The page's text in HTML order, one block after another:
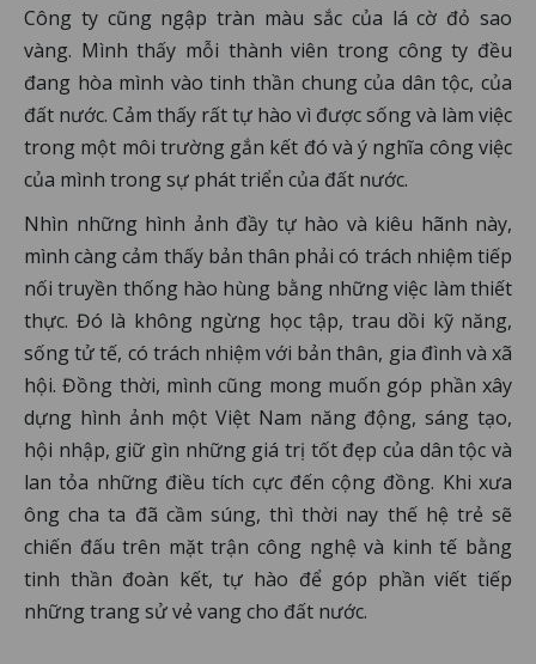
Công ty cũng ngập tràn màu sắc của lá cờ đỏ sao
vàng. Mình thấy mỗi thành viên trong công ty đều
đang hòa mình vào tinh thần chung của dân tộc, của
đất nước. Cảm thấy rất tự hào vì được sống và làm việc
trong một môi trường gắn kết đó và ý nghĩa công việc
của mình trong sự phát triển của đất nước.
Nhìn những hình ảnh đầy tự hào và kiêu hãnh này,
mình càng cảm thấy bản thân phải có trách nhiệm tiếp
nối truyền thống hào hùng bằng những việc làm thiết
thực. Đó là không ngừng học tập, trau dồi kỹ năng,
sống tử tế, có trách nhiệm với bản thân, gia đình và xã
hội. Đồng thời, mình cũng mong muốn góp phần xây
dựng hình ảnh một Việt Nam năng động, sáng tạo,
hội nhập, giữ gìn những giá trị tốt đẹp của dân tộc và
lan tỏa những điều tích cực đến cộng đồng. Khi xưa
ông cha ta đã cầm súng, thì thời nay thế hệ trẻ sẽ
chiến đấu trên mặt trận công nghệ và kinh tế bằng
tinh thần đoàn kết, tự hào để góp phần viết tiếp
những trang sử vẻ vang cho đất nước.